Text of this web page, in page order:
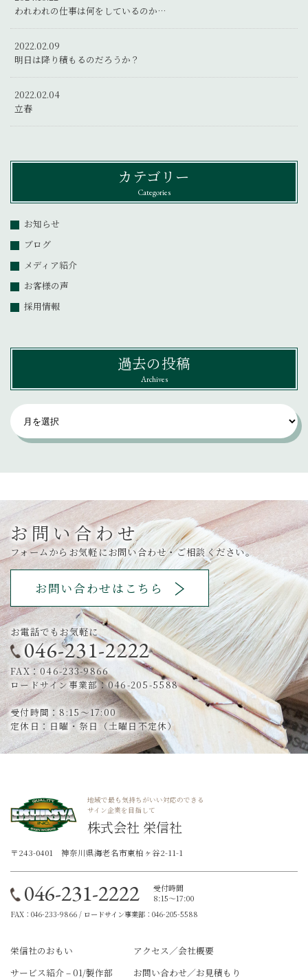
われわれの仕事は何をしているのか…
2022.02.09
明日は降り積もるのだろうか？
2022.02.04
立春
カテゴリー
Categories
お知らせ
ブログ
メディア紹介
お客様の声
採用情報
過去の投稿
Archives
お問い合わせ
フォームからお気軽にお問い合わせ・ご相談ください。
お問い合わせはこちら
お電話でもお気軽に
046-231-2222
FAX：046-233-9866
ロードサイン事業部：046-205-5588
受付時間：8:15～17:00
定休日：日曜・祭日（土曜日不定休）
地域で最も気持ちがいい対応のできる
サイン企業を目指して
株式会社 栄信社
〒243-0401 神奈川県海老名市東柏ヶ谷2-11-1
046-231-2222
受付時間
8:15～17:00
FAX：046-233-9866 / ロードサイン事業部：046-205-5588
栄信社のおもい
サービス紹介 – 01/製作部
アクセス／会社概要
お問い合わせ／お見積もり